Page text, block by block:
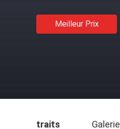
Meilleur Prix
traits Galerie